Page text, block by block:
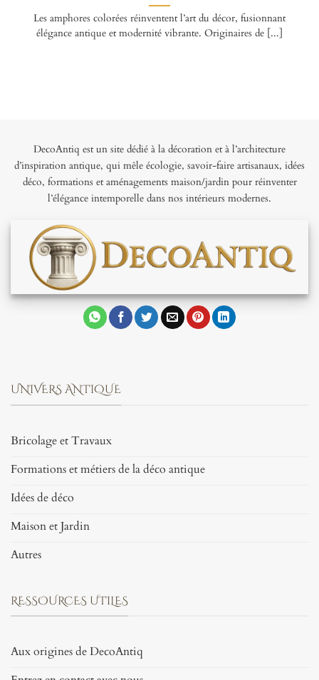
Les amphores colorées réinventent l’art du décor, fusionnant
élégance antique et modernité vibrante. Originaires de [...]
DecoAntiq est un site dédié à la décoration et à l’architecture
d’inspiration antique, qui mêle écologie, savoir-faire artisanaux, idées
déco, formations et aménagements maison/jardin pour réinventer
l’élégance intemporelle dans nos intérieurs modernes.
UNIVERS ANTIQUE
Bricolage et Travaux
Formations et métiers de la déco antique
Idées de déco
Maison et Jardin
Autres
RESSOURCES UTILES
Aux origines de DecoAntiq